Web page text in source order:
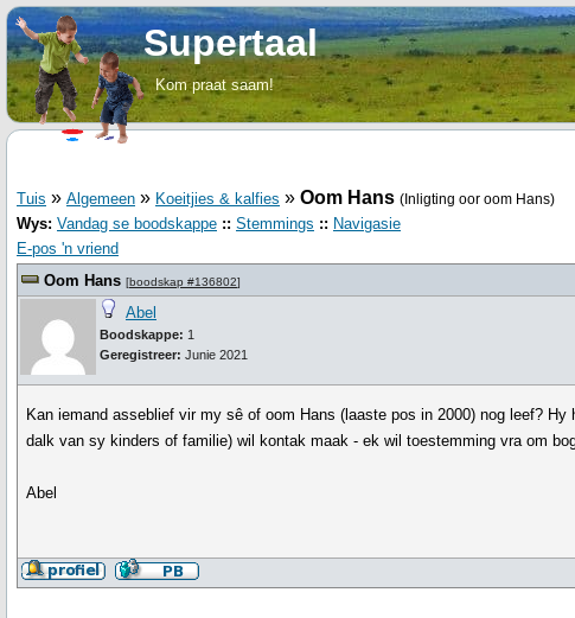
Supertaal
Kom praat saam!
Tuis » Algemeen » Koeitjies & kalfies » Oom Hans (Inligting oor oom Hans)
Wys: Vandag se boodskappe :: Stemmings :: Navigasie
E-pos 'n vriend
Oom Hans [boodskap #136802]
Abel
Boodskappe: 1
Geregistreer: Junie 2021
Kan iemand asseblief vir my sê of oom Hans (laaste pos in 2000) nog leef?
dalk van sy kinders of familie) wil kontak maak - ek wil toestemming vra om
Abel